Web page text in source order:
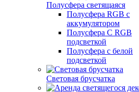
Полусфера светящаяся
Полусфера RGB с
аккумулятором
Полусфера С RGB
подсветкой
Полусфера с белой
подсветкой
Световая брусчатка